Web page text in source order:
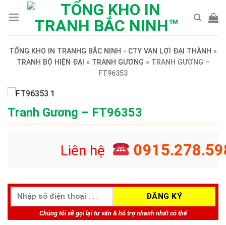
TỔNG KHO IN TRANHG BẮC NINH - CTY VẠN LỢI ĐẠI THÀNH »
TRANH BỘ HIỆN ĐẠI » TRANH GƯƠNG » TRANH GƯƠNG –
FT96353
Tranh Gương – FT96353
Liên hệ
Chúng tôi sẽ gọi lại tư vấn & hỗ trợ nhanh nhất có thể